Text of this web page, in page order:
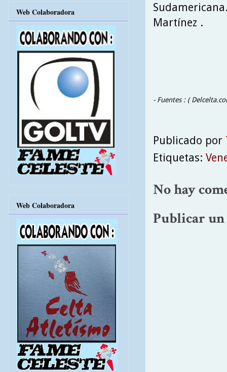
Martínez .
- Fuentes : (
Publicado por
Etiquetas:
No hay
Publicar
Web Colaboradora
Web Colaboradora